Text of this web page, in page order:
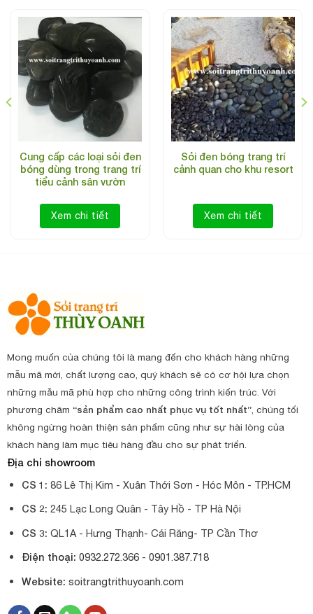
Cung cấp các loại sỏi đen
bóng dùng trong trang trí
tiểu cảnh sân vườn
Xem chi tiết
Sỏi đen bóng trang trí
cảnh quan cho khu resort
Xem chi tiết
Mong muốn của chúng tôi là mang đến cho khách hàng những
mẫu mã mới, chất lượng cao, quý khách sẽ có cơ hội lựa chọn
những mẫu mã phù hợp cho những công trình kiến trúc. Với
phương châm “sản phẩm cao nhất phục vụ tốt nhất”, chúng tối
không ngừng hoàn thiện sản phẩm cũng như sự hài lòng của
khách hàng làm mục tiêu hàng đầu cho sự phát triển.
Địa chỉ showroom
CS 1: 86 Lê Thị Kim - Xuân Thới Sơn - Hóc Môn - TP.HCM
CS 2: 245 Lạc Long Quân - Tây Hồ - TP Hà Nội
CS 3: QL1A - Hưng Thạnh- Cái Răng- TP Cần Thơ
Điện thoại: 0932.272.366 - 0901.387.718
Website: soitrangtrithuyoanh.com